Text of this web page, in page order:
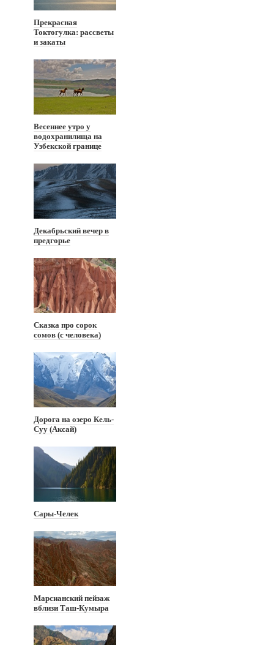
Прекрасная
Токтогулка: рассветы
и закаты
Весеннее утро у
водохранилища на
Узбекской границе
Декабрьский вечер в
предгорье
Сказка про сорок
сомов (с человека)
Дорога на озеро Кель-
Суу (Аксай)
Сары-Челек
Марсианский пейзаж
вблизи Таш-Кумыра